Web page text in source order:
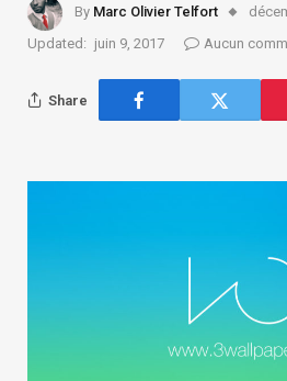
By Marc Olivier Telfort
Updated: juin 9, 2017 Aucun
Share